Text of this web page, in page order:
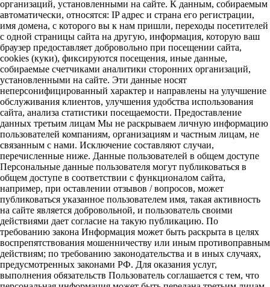
организаций, установленными на сайте. К данным, собираемым
автоматически, относятся: IP адрес и страна его регистрации,
имя домена, с которого вы к нам пришли, переходы посетителей
с одной страницы сайта на другую, информация, которую ваш
браузер предоставляет добровольно при посещении сайта,
cookies (куки), фиксируются посещения, иные данные,
собираемые счетчиками аналитики сторонних организаций,
установленными на сайте. Эти данные носят
неперсонифицированный характер и направлены на улучшение
обслуживания клиентов, улучшения удобства использования
сайта, анализа статистики посещаемости. Предоставление
данных третьим лицам Мы не раскрываем личную информацию
пользователей компаниям, организациям и частным лицам, не
связанным с нами. Исключение составляют случаи,
перечисленные ниже. Данные пользователей в общем доступе
Персональные данные пользователя могут публиковаться в
общем доступе в соответствии с функционалом сайта,
например, при оставлении отзывов / вопросов, может
публиковаться указанное пользователем имя, такая активность
на сайте является добровольной, и пользователь своими
действиями дает согласие на такую публикацию. По
требованию закона Информация может быть раскрыта в целях
воспрепятствования мошенничеству или иным противоправным
действиям; по требованию законодательства и в иных случаях,
предусмотренных законами РФ. Для оказания услуг,
выполнения обязательств Пользователь соглашается с тем, что